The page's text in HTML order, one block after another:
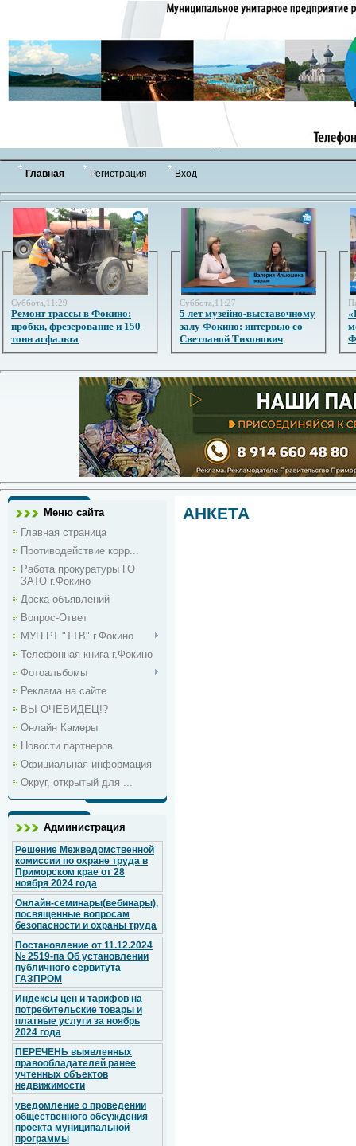
Главная Регистрация Вход
Суббота,11:29
Ремонт трассы в Фокино:
пробки, фрезерование и 150
тонн асфальта
Суббота,11:27
5 лет музейно-выставочному
залу Фокино: интервью со
Светланой Тихонович
Меню сайта
Главная страница
Противодействие корр...
Работа прокуратуры ГО
ЗАТО г.Фокино
Доска объявлений
Вопрос-Ответ
МУП РТ "ТТВ" г.Фокино
Телефонная книга г.Фокино
Фотоальбомы
Реклама на сайте
ВЫ ОЧЕВИДЕЦ!?
Онлайн Камеры
Новости партнеров
Официальная информация
Округ, открытый для ...
Администрация
Решение Межведомственной
комиссии по охране труда в
Приморском крае от 28
ноября 2024 года
Онлайн-семинары(вебинары),
посвященные вопросам
безопасности и охраны труда
Постановление от 11.12.2024
№ 2519-па Об установлении
публичного сервитута
ГАЗПРОМ
Индексы цен и тарифов на
потребительские товары и
платные услуги за ноябрь
2024 года
ПЕРЕЧЕНЬ выявленных
правообладателей ранее
учтенных объектов
недвижимости
уведомление о проведении
общественного обсуждения
проекта муниципальной
программы
АНКЕТА